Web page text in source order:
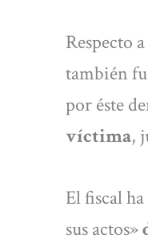
Respecto
también
por éste
víctima,
El fiscal
sus actos»